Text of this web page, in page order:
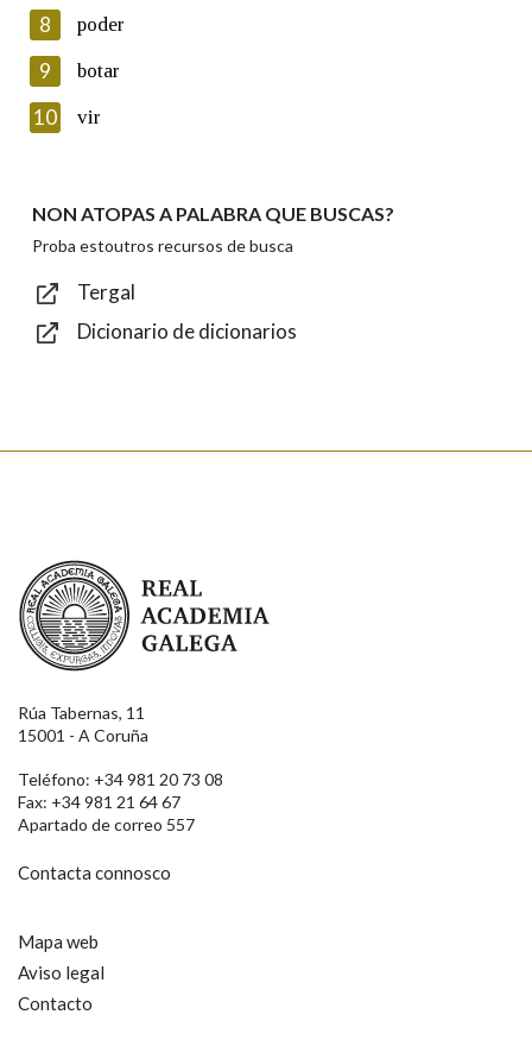
Lin e acepto as condicións da política de
Introduce o código que aparece na imaxe:
Texto de verificación
8 poder
9 botar
10 vir
NON ATOPAS A PALABRA QUE BUSCAS?
Proba estoutros recursos de busca
Tergal
Dicionario de dicionarios
Real Academia Galega
Rúa Tabernas, 11
15001 - A Coruña
Teléfono: +34 981 20 73 08
Fax: +34 981 21 64 67
Apartado de correo 557
Contacta connosco
Mapa web
Aviso legal
Contacto